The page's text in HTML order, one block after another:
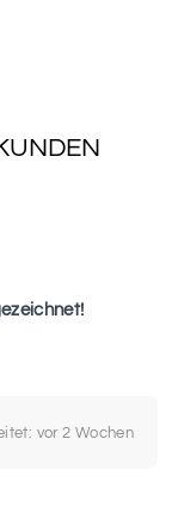
vor 2 Wochen